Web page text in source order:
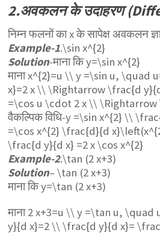
2.अवकलन के उदाहरण
निम्न फलनों का x के सापेक्ष अवकलन
Example-1.\sin x^{2}
Solution-माना किy=\sin x^{2}
मानाx^{2}=u \\ y =\sin u, \quad
x}=2 x \\ \Rightarrow \frac{d
=\cos u \cdot 2 x \\ \Rightarrow
वैकल्पिक विधि-y =\sin x^{2} \\
=\cos x^{2} \frac{d}{d
\frac{d y}{d x} =2 x \cos x^{2}
Example-2.\tan (2 x+3)
Solution–\tan (2 x+3)
माना किy=\tan (2 x+3)
माना2 x+3=u \\ y =\tan u, \quad
y}{d x}=2 \\ \frac{d y}{d x}=